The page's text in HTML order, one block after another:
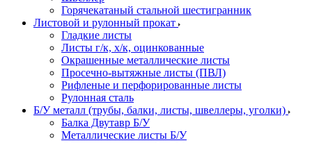
Горячекатаный стальной шестигранник
Листовой и рулонный прокат
Гладкие листы
Листы г/к, х/к, оцинкованные
Окрашенные металлические листы
Просечно-вытяжные листы (ПВЛ)
Рифленые и перфорированные листы
Рулонная сталь
Б/У металл (трубы, балки, листы, швеллеры, уголки)
Балка Двутавр Б/У
Металлические листы Б/У